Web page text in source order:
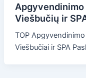
Viešbučių ir
TOP
Viešbučiai ir SPA